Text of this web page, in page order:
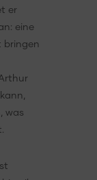
er
eine
bringen
was